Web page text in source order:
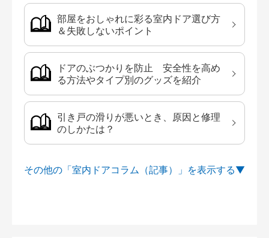
部屋をおしゃれに彩る室内ドア選び方
＆失敗しないポイント
ドアのぶつかりを防止 安全性を高め
る方法やタイプ別のグッズを紹介
引き戸の滑りが悪いとき、原因と修理
のしかたは？
その他の「室内ドアコラム（記事）」を